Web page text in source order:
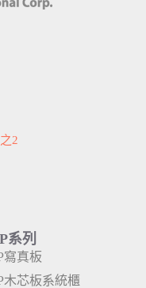
2
系列
寫真板
木芯板系統櫃